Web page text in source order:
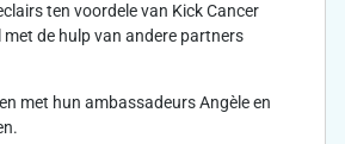
ten voordele van Kick Cancer
de hulp van andere partners
met hun ambassadeurs Angèle en